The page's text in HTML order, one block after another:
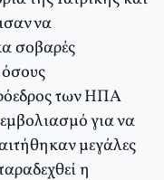
να
σοβαρές
όσους
των ΗΠΑ
για να
μεγάλες
η